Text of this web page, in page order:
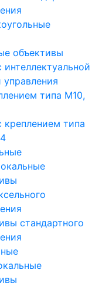
объективы
управления
типа M10,
креплением типа
стандартного